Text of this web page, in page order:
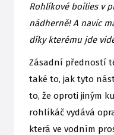
Rohlíkové boilies v
nádherně! A navíc
díky kterému jde
Zásadní předností
také to, jak tyto
to, že oproti jiným
rohlíkáč vydává
která ve vodním